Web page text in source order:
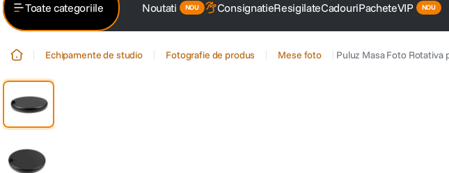
trepied
Toate categoriile Noutati ConsignatieResigilateCadouriPacheteVIP
Echipamente de studio Fotografie de produs Mese foto Puluz Masa Foto